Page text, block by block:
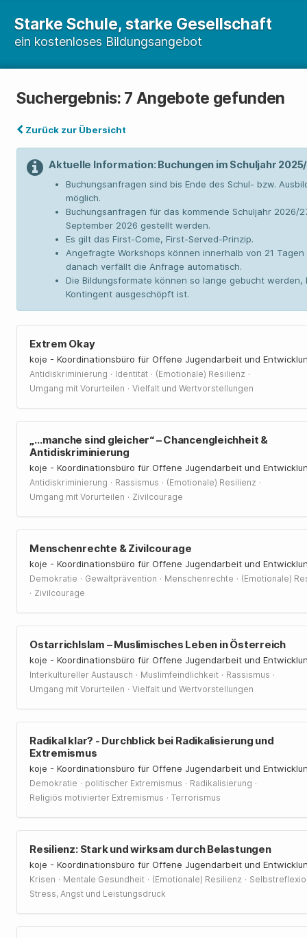
Starke Schule, starke Gesellschaft
ein kostenloses Bildungsangebot
Suchergebnis: 7 Angebote gefunden
Zurück zur Übersicht
Aktuelle Information: Buchungen im Schuljahr
Buchungsanfragen sind bis Ende des Schul- bzw.
möglich.
Buchungsanfragen für das kommende Schuljahr 2026/
September 2026 gestellt werden.
Es gilt das First-Come, First-Served-Prinzip.
Angefragte Workshops können innerhalb von 21
danach verfällt die Anfrage automatisch.
Die Bildungsformate können so lange gebucht
Kontingent ausgeschöpft ist.
Extrem Okay
koje - Koordinationsbüro für Offene Jugendarbeit und
Antidiskriminierung · Identität · (Emotionale) Resilienz ·
Umgang mit Vorurteilen · Vielfalt und Wertvorstellungen
„…manche sind gleicher“ – Chancengleichheit &
Antidiskriminierung
koje - Koordinationsbüro für Offene Jugendarbeit und
Antidiskriminierung · Rassismus · (Emotionale) Resilienz ·
Umgang mit Vorurteilen · Zivilcourage
Menschenrechte & Zivilcourage
koje - Koordinationsbüro für Offene Jugendarbeit und
Demokratie · Gewaltprävention · Menschenrechte · (Emotionale)
· Zivilcourage
OstarrichIslam – Muslimisches Leben in Österreich
koje - Koordinationsbüro für Offene Jugendarbeit und
Interkultureller Austausch · Muslimfeindlichkeit · Rassismus ·
Umgang mit Vorurteilen · Vielfalt und Wertvorstellungen
Radikal klar? - Durchblick bei Radikalisierung und
Extremismus
koje - Koordinationsbüro für Offene Jugendarbeit und
Demokratie · politischer Extremismus · Radikalisierung ·
Religiös motivierter Extremismus · Terrorismus
Resilienz: Stark und wirksam durch Belastungen
koje - Koordinationsbüro für Offene Jugendarbeit und
Krisen · Mentale Gesundheit · (Emotionale) Resilienz ·
Stress, Angst und Leistungsdruck